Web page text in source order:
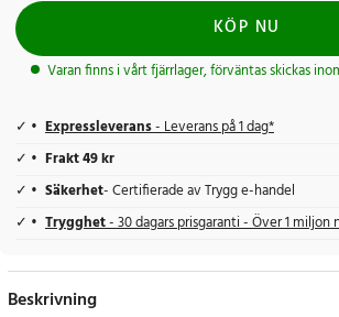
KÖP NU
Varan finns i vårt fjärrlager, förväntas skickas
Expressleverans- Leverans på 1 dag*
Frakt 49 kr
Säkerhet- Certifierade av Trygg e-handel
Trygghet- 30 dagars prisgaranti - Över 1 miljon
Beskrivning